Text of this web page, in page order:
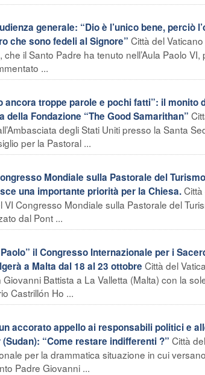
generale: “Dio è l’unico bene, perciò
che sono fedeli al Signore” Città del
il Santo Padre ha tenuto nell’Aula Paolo
...
ancora troppe parole e pochi fatti”: il monito
Fondazione “The Good Samarithan”
degli Stati Uniti presso la Santa
per la Pastoral ...
Mondiale sulla Pastorale del
una importante priorità per la Chiesa.
VI Congresso Mondiale sulla Pastorale del
dal Pont ...
il Congresso Internazionale per i
a Malta dal 18 al 23 ottobre Città del
Battista a La Valletta (Malta) con la
Castrillón Ho ...
accorato appello ai responsabili politici e
“Come restare indifferenti ?” Città
per la drammatica situazione in cui
Padre Giovanni ...